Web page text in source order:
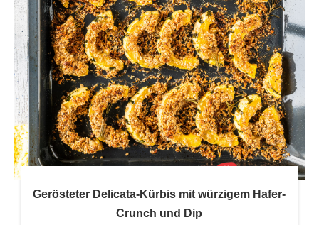
Gerösteter Delicata-Kürbis mit würzigem Hafer-
Crunch und Dip